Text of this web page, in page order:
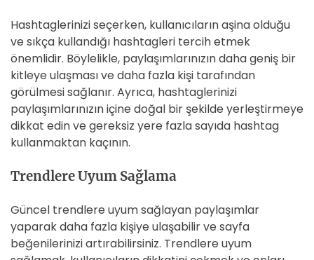
Hashtaglerinizi seçerken, kullanıcıların aşina olduğu
ve sıkça kullandığı hashtagleri tercih etmek
önemlidir. Böylelikle, paylaşımlarınızın daha geniş bir
kitleye ulaşması ve daha fazla kişi tarafından
görülmesi sağlanır. Ayrıca, hashtaglerinizi
paylaşımlarınızın içine doğal bir şekilde yerleştirmeye
dikkat edin ve gereksiz yere fazla sayıda hashtag
kullanmaktan kaçının.
Trendlere Uyum Sağlama
Güncel trendlere uyum sağlayan paylaşımlar
yaparak daha fazla kişiye ulaşabilir ve sayfa
beğenilerinizi artırabilirsiniz. Trendlere uyum